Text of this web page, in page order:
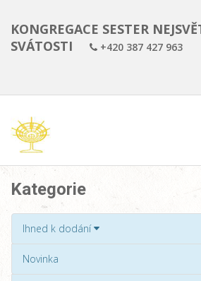
KONGREGACE SESTER
SVÁTOSTI
+420 387 427 963
Kategorie
Ihned k dodání
Novinka